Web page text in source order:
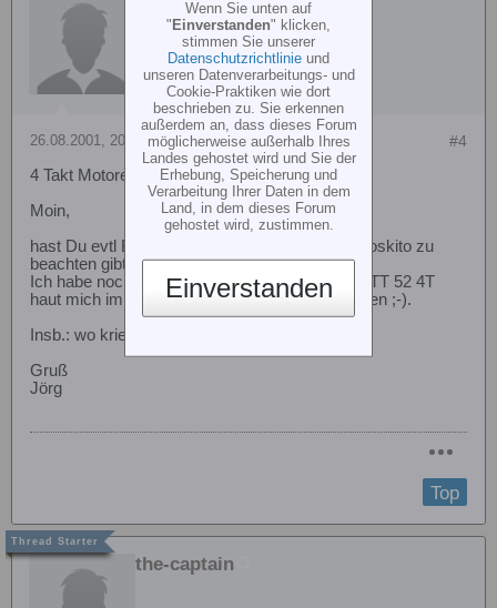
#4
26.08.2001, 20:23
4 Takt Motore
Moin,
hast Du evtl Bilder, Tipps, Tricks die es beim Moskito zu
beachten gibt?
Ich habe noch eine Mechanik liegen aber mein TT 52 4T
haut mich immer nur auf die Finger statt zu laufen ;-).
Insb.: wo kriege ich Yamada Motoren?
Gruß
Jörg
Top
the-captain
Wenn Sie unten auf
"Einverstanden" klicken,
stimmen Sie unserer
Datenschutzrichtlinie und
unseren Datenverarbeitungs- und
Cookie-Praktiken wie dort
beschrieben zu. Sie erkennen
außerdem an, dass dieses Forum
möglicherweise außerhalb Ihres
Landes gehostet wird und Sie der
Erhebung, Speicherung und
Verarbeitung Ihrer Daten in dem
Land, in dem dieses Forum
gehostet wird, zustimmen.
Einverstanden